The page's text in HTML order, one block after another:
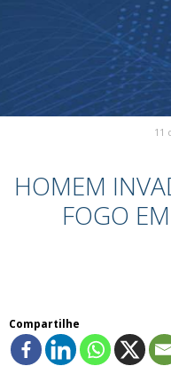
11
HOMEM
FOGO
Compartilhe